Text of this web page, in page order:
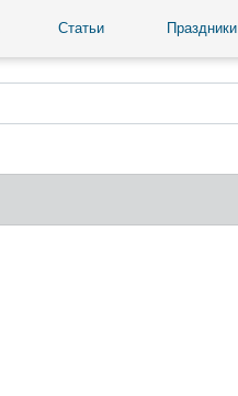
Статьи Праздники